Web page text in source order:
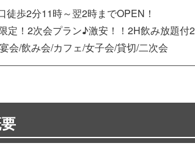
徒歩2分11時～翌2時までOPEN！
定！2次会プラン♪激安！！2H飲み放題付
会/飲み会/カフェ/女子会/貸切/二次会